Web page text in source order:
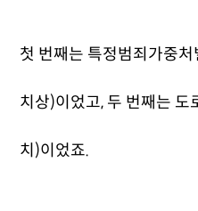
첫 번째는 특정범죄가중
치상)이었고, 두 번째는
치)이었죠.